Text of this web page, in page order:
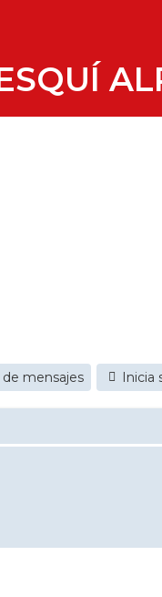
de mensajes Inicia